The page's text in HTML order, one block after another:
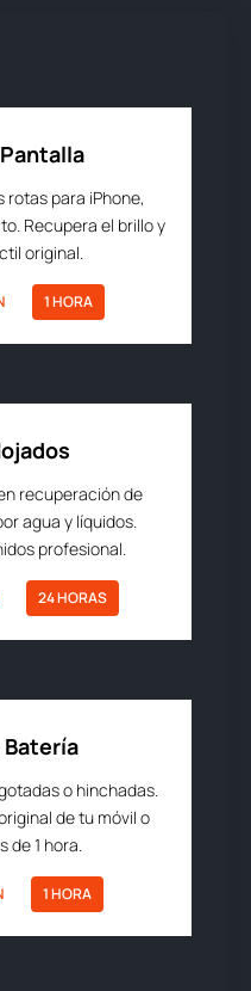
para iPhone,
Recupera el brillo y
original.
1 HORA
recuperación de
agua y líquidos.
profesional.
24 HORAS
Batería
o hinchadas.
de tu móvil o
de 1 hora.
1 HORA